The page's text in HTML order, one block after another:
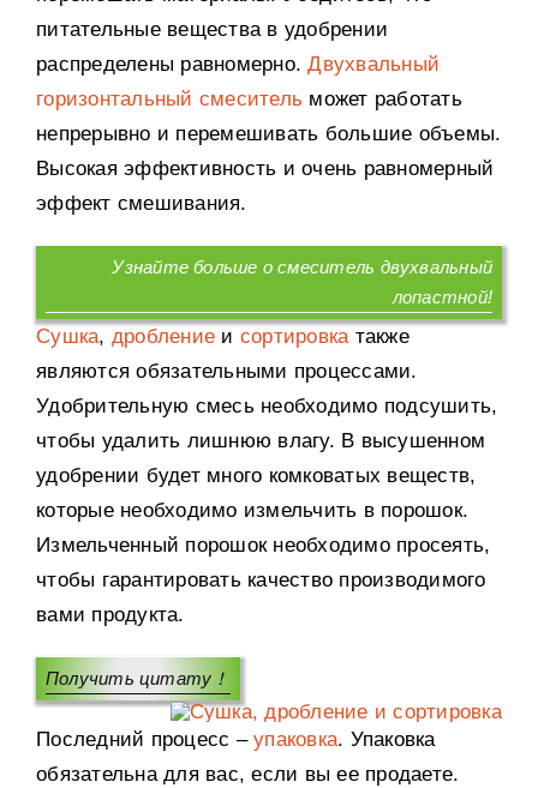
питательные вещества в удобрении
распределены равномерно.Двухвальный
горизонтальный смеситель может работать
непрерывно и перемешивать большие объемы.
Высокая эффективность и очень равномерный
эффект смешивания.
Узнайте больше о смеситель двухвальный
лопастной!
Сушка, дробление и сортировкатакже
являются обязательными процессами.
Удобрительную смесь необходимо подсушить,
чтобы удалить лишнюю влагу. В высушенном
удобрении будет много комковатых веществ,
которые необходимо измельчить в порошок.
Измельченный порошок необходимо просеять,
чтобы гарантировать качество производимого
вами продукта.
Получить цитату！
Последний процесс –упаковка. Упаковка
обязательна для вас, если вы ее продаете.